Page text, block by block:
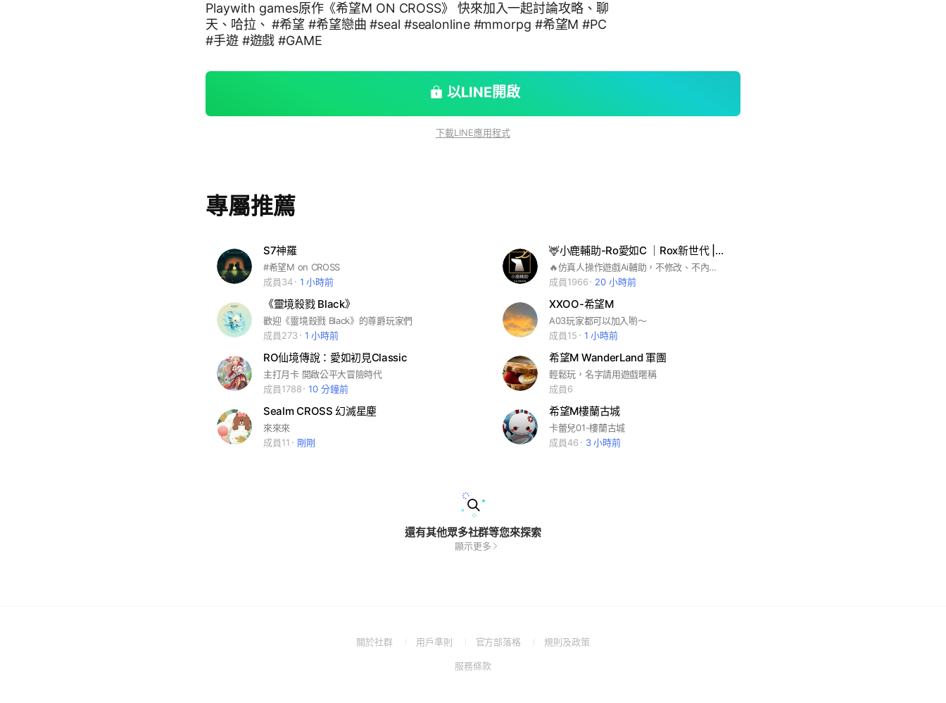
Playwith games原作《希望M ON CROSS》 快來加入一起討論攻略、聊
天、哈拉、 #希望 #希望戀曲 #seal #sealonline #mmorpg #希望M #PC
#手遊 #遊戲 #GAME
以LINE開啟
下載LINE應用程式
專屬推薦
S7神羅
#希望M on CROSS
成員34
1 小時前
🦌小鹿輔助-Ro愛如C ｜Rox新世代 | Ro世界｜Ro守愛c
🔥仿真人操作遊戲Ai輔助，不修改、不內存，最安全合法軟件。 💪堅持不違反遊戲邏輯或修改數據，製作安全穩定的遊戲輔助，給客戶最安全的使用空間。 希望讓您自由享受現實人生，同時能在遊戲中找尋快樂。 熱門產品：Ro新世代、Ro初心之戰、Ro愛如初見、希望M
成員1966
20 小時前
《靈境殺戮 Black》
歡迎《靈境殺戮 Black》的尊爵玩家們
成員273
1 小時前
XXOO-希望M
A03玩家都可以加入喲～
成員15
1 小時前
RO仙境傳說：愛如初見Classic
主打月卡 開啟公平大冒險時代
成員1788
10 分鐘前
希望M WanderLand 軍團
輕鬆玩，名字請用遊戲暱稱
成員6
Sealm CROSS 幻滅星塵
來來來
成員11
剛剛
希望M樓蘭古城
卡蕾兒01-樓蘭古城
成員46
3 小時前
還有其他眾多社群等您來探索
顯示更多
關於社群
(Open用戶準則
(Open
a
官方部落格
(Open規則及政策(Open
服務條款(Open